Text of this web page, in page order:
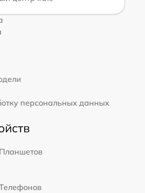
персональных данных
Планшетов